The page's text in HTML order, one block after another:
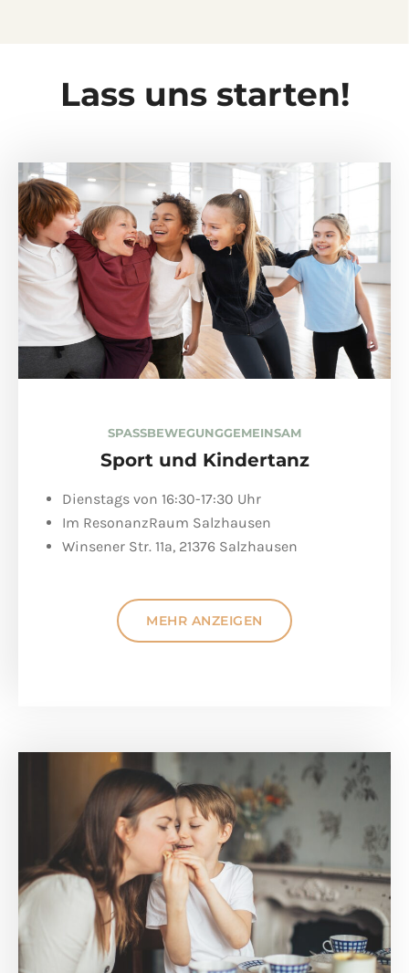
Lass uns starten!
SPASS BEWEGUNGGEMEINSAM
Sport und Kindertanz
Dienstags von 16:30-17:30 Uhr
Im ResonanzRaum Salzhausen
Winsener Str. 11a, 21376 Salzhausen
MEHR ANZEIGEN